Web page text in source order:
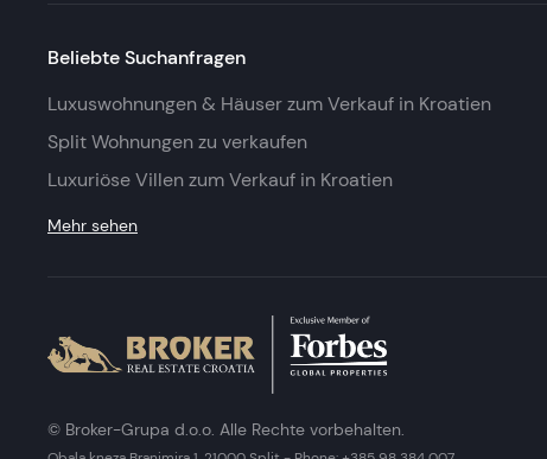
Beliebte Suchanfragen
Luxuswohnungen & Häuser zum Verkauf in Kroatien
Split Wohnungen zu verkaufen
Luxuriöse Villen zum Verkauf in Kroatien
Mehr sehen
© Broker-Grupa d.o.o. Alle Rechte vorbehalten.